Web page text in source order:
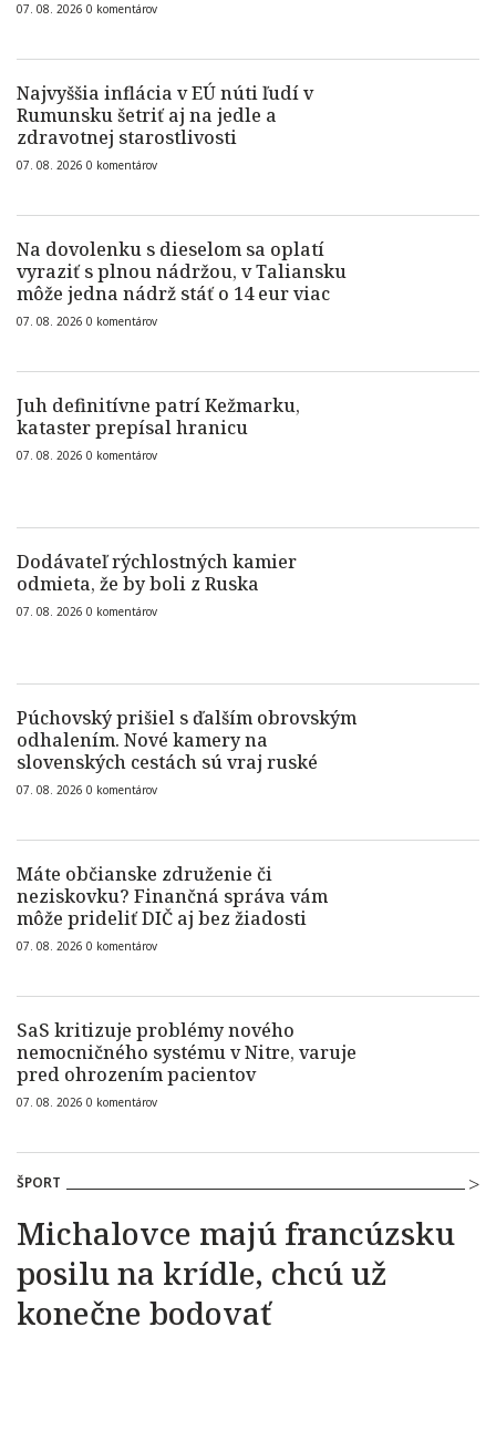
07. 08. 2026 0 komentárov
Najvyššia inflácia v EÚ núti ľudí v
Rumunsku šetriť aj na jedle a
zdravotnej starostlivosti
07. 08. 2026 0 komentárov
Na dovolenku s dieselom sa oplatí
vyraziť s plnou nádržou, v Taliansku
môže jedna nádrž stáť o 14 eur viac
07. 08. 2026 0 komentárov
Juh definitívne patrí Kežmarku,
kataster prepísal hranicu
07. 08. 2026 0 komentárov
Dodávateľ rýchlostných kamier
odmieta, že by boli z Ruska
07. 08. 2026 0 komentárov
Púchovský prišiel s ďalším obrovským
odhalením. Nové kamery na
slovenských cestách sú vraj ruské
07. 08. 2026 0 komentárov
Máte občianske združenie či
neziskovku? Finančná správa vám
môže prideliť DIČ aj bez žiadosti
07. 08. 2026 0 komentárov
SaS kritizuje problémy nového
nemocničného systému v Nitre, varuje
pred ohrozením pacientov
07. 08. 2026 0 komentárov
ŠPORT